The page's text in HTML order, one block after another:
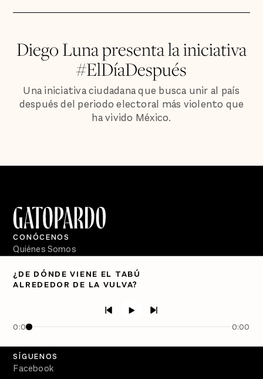
Diego Luna presenta la iniciativa
#ElDíaDespués
Una iniciativa ciudadana que busca unir al país
después del periodo electoral más violento que
ha vivido México.
¿DE DÓNDE VIENE EL TABÚ
ALREDEDOR DE LA VULVA?
0:00 0:00
CONÓCENOS
Quiénes Somos
PÓDCASTS
Crecer en Distopía
SÍGUENOS
Facebook